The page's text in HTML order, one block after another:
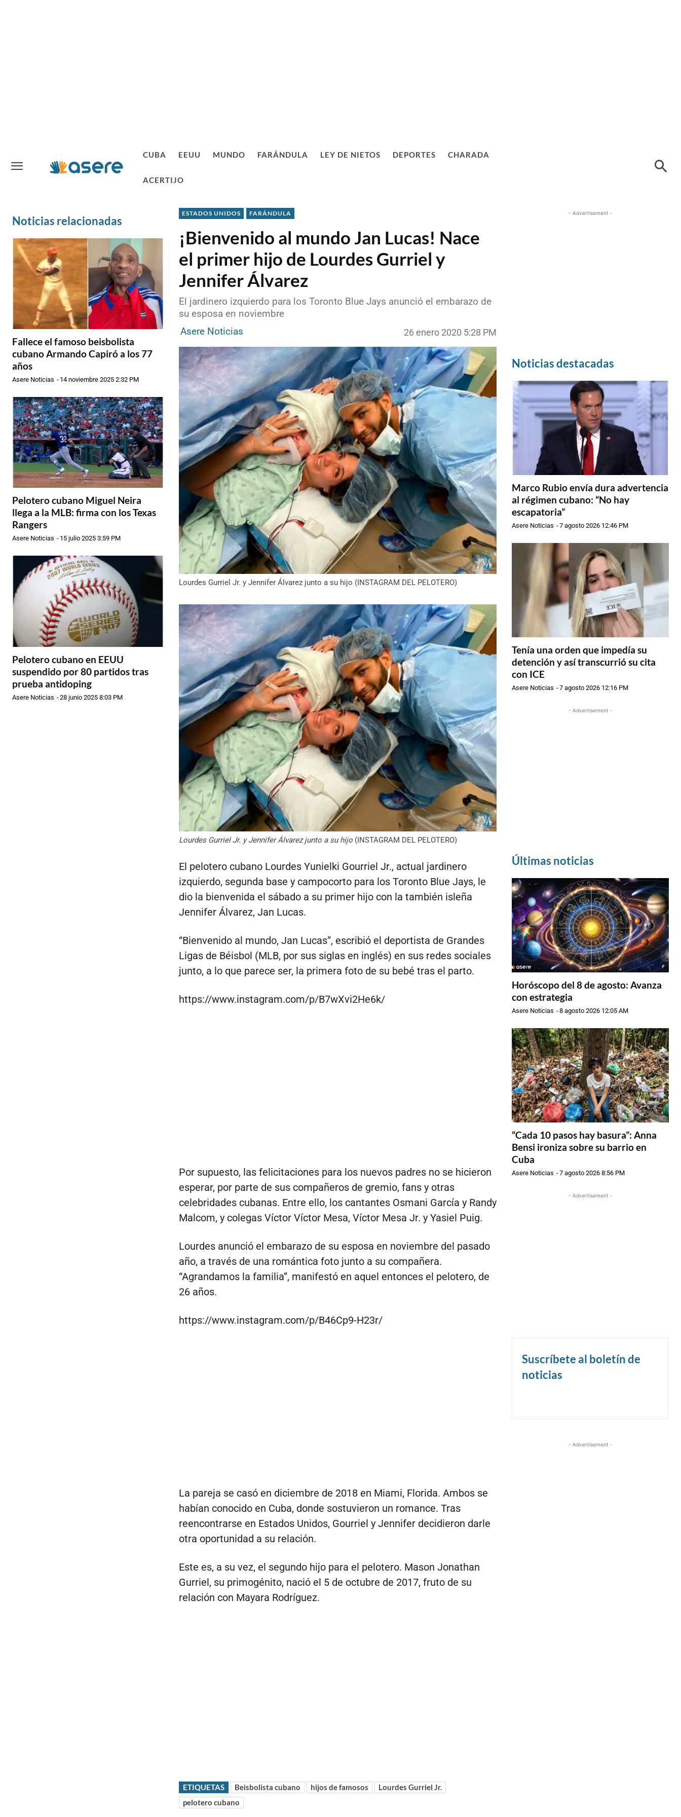
CUBA EEUU MUNDO FARÁNDULA LEY DE NIETOS DEPORTES CHARADA
ACERTIJO
Noticias relacionadas
Fallece el famoso beisbolista
cubano Armando Capiró a los 77
años
Asere Noticias - 14 noviembre 2025 2:32 PM
Pelotero cubano Miguel Neira
llega a la MLB: firma con los Texas
Rangers
Asere Noticias - 15 julio 2025 3:59 PM
Pelotero cubano en EEUU
suspendido por 80 partidos tras
prueba antidoping
Asere Noticias -28 junio 2025 8:03 PM
ESTADOS UNIDOS FARÁNDULA
¡Bienvenido al mundo Jan Lucas! Nace
el primer hijo de Lourdes Gurriel y
Jennifer Álvarez
El jardinero izquierdo para los Toronto Blue Jays anunció el embarazo de
su esposa en noviembre
Asere Noticias
26 enero 2020 5:28 PM
Lourdes Gurriel Jr. y Jennifer Álvarez junto a su hijo (INSTAGRAM DEL PELOTERO)
Lourdes Gurriel Jr. y Jennifer Álvarez junto a su hijo(INSTAGRAM DEL PELOTERO)
El pelotero cubano Lourdes Yunielki Gourriel Jr., actual jardinero
izquierdo, segunda base y campocorto para los Toronto Blue Jays, le
dio la bienvenida el sábado a su primer hijo con la también isleña
Jennifer Álvarez, Jan Lucas.
“Bienvenido al mundo, Jan Lucas”, escribió el deportista de Grandes
Ligas de Béisbol (MLB, por sus siglas en inglés) en sus redes sociales
junto, a lo que parece ser, la primera foto de su bebé tras el parto.
https://www.instagram.com/p/B7wXvi2He6k/
Por supuesto, las felicitaciones para los nuevos padres no se hicieron
esperar, por parte de sus compañeros de gremio, fans y otras
celebridades cubanas. Entre ello, los cantantes Osmani García y Randy
Malcom, y colegas Víctor Víctor Mesa, Víctor Mesa Jr. y Yasiel Puig.
Lourdes anunció el embarazo de su esposa en noviembre del pasado
año, a través de una romántica foto junto a su compañera.
“Agrandamos la familia”, manifestó en aquel entonces el pelotero, de
26 años.
https://www.instagram.com/p/B46Cp9-H23r/
La pareja se casó en diciembre de 2018 en Miami, Florida. Ambos se
habían conocido en Cuba, donde sostuvieron un romance. Tras
reencontrarse en Estados Unidos, Gourriel y Jennifer decidieron darle
otra oportunidad a su relación.
Este es, a su vez, el segundo hijo para el pelotero. Mason Jonathan
Gurriel, su primogénito, nació el 5 de octubre de 2017, fruto de su
relación con Mayara Rodríguez.
ETIQUETAS Beisbolista cubano hijos de famosos
Lourdes Gurriel Jr.
pelotero cubano
- Advertisement -
Noticias destacadas
Marco Rubio envía dura advertencia
al régimen cubano: “No hay
escapatoria”
Asere Noticias -7 agosto 2026 12:46 PM
Tenía una orden que impedía su
detención y así transcurrió su cita
con ICE
Asere Noticias -7 agosto 2026 12:16 PM
- Advertisement -
Últimas noticias
Horóscopo del 8 de agosto: Avanza
con estrategia
Asere Noticias -8 agosto 2026 12:05 AM
“Cada 10 pasos hay basura”: Anna
Bensi ironiza sobre su barrio en
Cuba
Asere Noticias -7 agosto 2026 8:56 PM
- Advertisement -
Suscríbete al boletín de
noticias
- Advertisement -